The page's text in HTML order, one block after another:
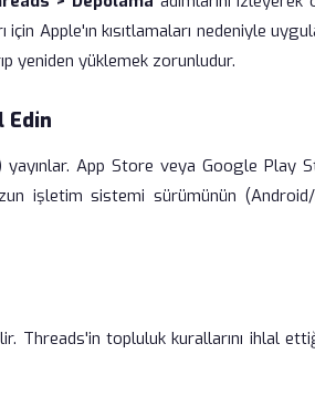
Apple'ın kısıtlamaları nedeniyle
yeniden yüklemek zorunludur.
Edin
App Store veya Google Play
işletim sistemi sürümünün (Android/
Threads'in topluluk kurallarını ihlal